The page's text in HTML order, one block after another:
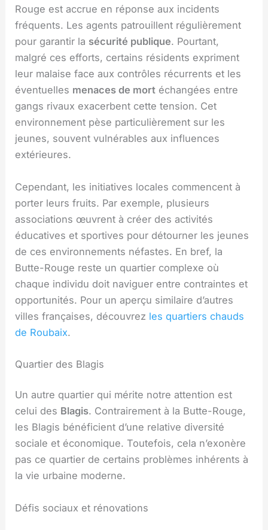
Rouge est accrue en réponse aux incidents
fréquents. Les agents patrouillent régulièrement
pour garantir la sécurité publique. Pourtant,
malgré ces efforts, certains résidents expriment
leur malaise face aux contrôles récurrents et les
éventuelles menaces de mort échangées entre
gangs rivaux exacerbent cette tension. Cet
environnement pèse particulièrement sur les
jeunes, souvent vulnérables aux influences
extérieures.
Cependant, les initiatives locales commencent à
porter leurs fruits. Par exemple, plusieurs
associations œuvrent à créer des activités
éducatives et sportives pour détourner les jeunes
de ces environnements néfastes. En bref, la
Butte-Rouge reste un quartier complexe où
chaque individu doit naviguer entre contraintes et
opportunités. Pour un aperçu similaire d’autres
villes françaises, découvrez les quartiers chauds
de Roubaix.
Quartier des Blagis
Un autre quartier qui mérite notre attention est
celui des Blagis. Contrairement à la Butte-Rouge,
les Blagis bénéficient d’une relative diversité
sociale et économique. Toutefois, cela n’exonère
pas ce quartier de certains problèmes inhérents à
la vie urbaine moderne.
Défis sociaux et rénovations